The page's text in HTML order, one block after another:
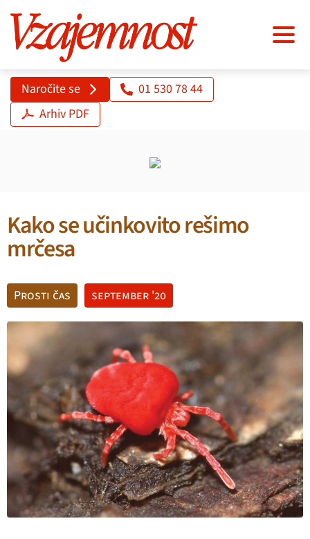
Naročite se
01 530 78 44
Arhiv PDF
Kako se učinkovito rešimo
mrčesa
Prosti čas september '20